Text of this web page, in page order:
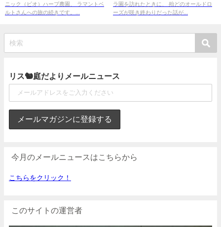
ニック（ビオ）ハーブ農園、 ラマントベ
ルトさんへの旅の続きです。...
ラ園を訪れたときに、 殆どのオールドロ
ーズが咲き終わりだった話が...
リス🐿庭だよりメールニュース
今月のメールニュースはこちらから
こちらをクリック！
このサイトの運営者